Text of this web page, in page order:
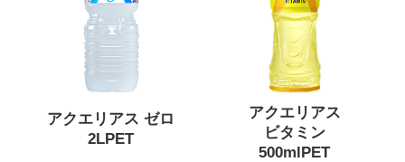
アクエリアス ゼロ
2LPET
アクエリアス
ビタミン
500mlPET